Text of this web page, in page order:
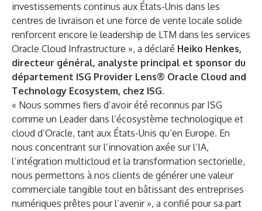
investissements continus aux États-Unis dans les
centres de livraison et une force de vente locale solide
renforcent encore le leadership de LTM dans les services
Oracle Cloud Infrastructure », a déclaré Heiko Henkes,
directeur général, analyste principal et sponsor du
département ISG Provider Lens® Oracle Cloud and
Technology Ecosystem, chez ISG.
« Nous sommes fiers d’avoir été reconnus par ISG
comme un Leader dans l’écosystème technologique et
cloud d’Oracle, tant aux États-Unis qu’en Europe. En
nous concentrant sur l’innovation axée sur l’IA,
l’intégration multicloud et la transformation sectorielle,
nous permettons à nos clients de générer une valeur
commerciale tangible tout en bâtissant des entreprises
numériques prêtes pour l’avenir », a confié pour sa part